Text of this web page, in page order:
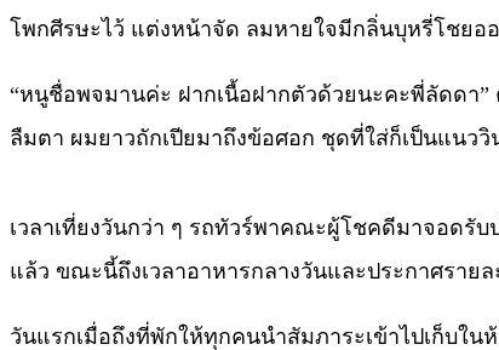
โพกศีรษะไว้ แต่งหน้าจัด ลมหายใจมีกลิ่นบุหรี่โชยอ
“หนูชื่อพจมานค่ะ ฝากเนื้อฝากตัวด้วยนะคะพี่ลัดดา
ลืมตา ผมยาวถักเปียมาถึงข้อศอก ชุดที่ใส่ก็เป็นแนว
เวลาเที่ยงวันกว่า ๆ รถทัวร์พาคณะผู้โชคดีมาจอดรั
แล้ว ขณะนี้ถึงเวลาอาหารกลางวันและประกาศราย
วันแรกเมื่อถึงที่พักให้ทุกคนนำสัมภาระเข้าไปเก็บใ